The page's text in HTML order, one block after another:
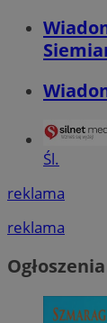
Śl.
reklama
reklama
Ogłoszenia